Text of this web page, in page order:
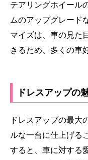
テアリングホイール
ムのアップグレード
マイズは、車の見た
きるため、多くの車
ドレスアップの
ドレスアップの最大
ルな一台に仕上げる
すると、車に対する